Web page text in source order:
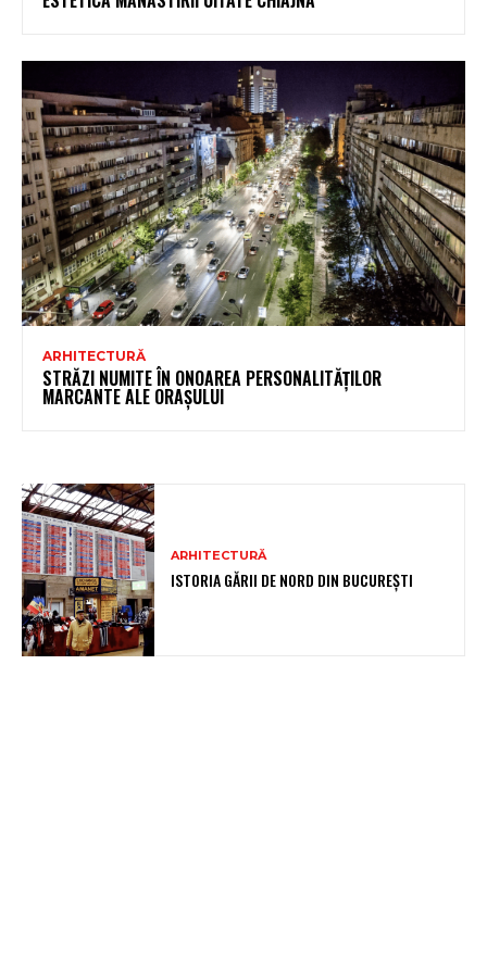
ARHITECTURĂ
STRĂZI NUMITE ÎN ONOAREA PERSONALITĂȚILOR
MARCANTE ALE ORAȘULUI
ARHITECTURĂ
ISTORIA GĂRII DE NORD DIN BUCUREȘTI